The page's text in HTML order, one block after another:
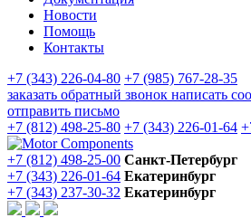
Новости
Помощь
Контакты
+7 (343) 226-04-80 +7 (985) 767-28-35
заказать обратный звонок написать
отправить письмо
+7 (812) 498-25-80 +7 (343) 226-01-64
+7 (812) 498-25-00 Санкт-Петербург
+7 (343) 226-01-64 Екатеринбург
+7 (343) 237-30-32 Екатеринбург